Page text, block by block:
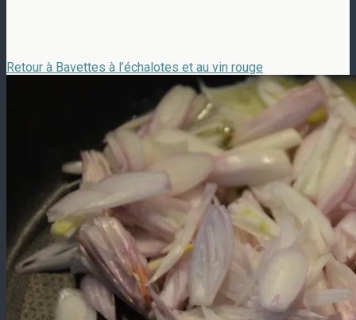
Retour à Bavettes à l’échalotes et au vin rouge